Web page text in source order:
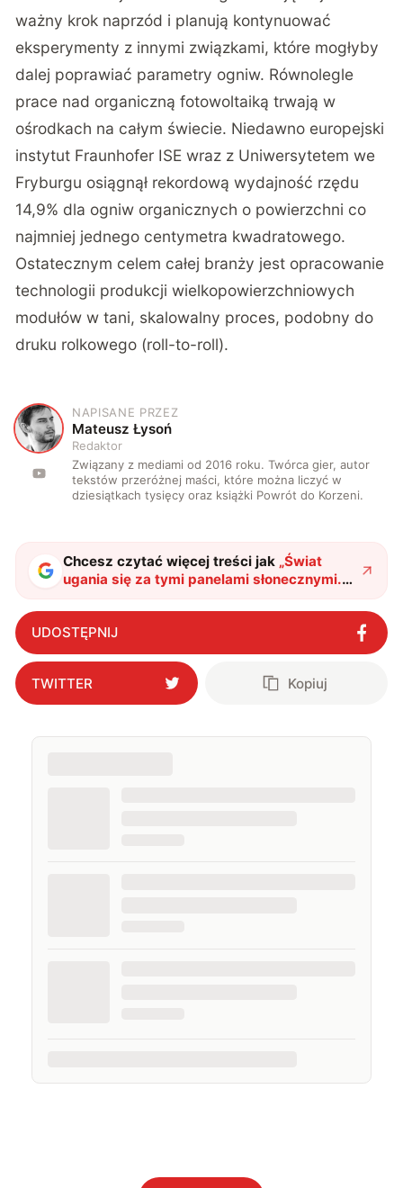
ważny krok naprzód i planują kontynuować
eksperymenty z innymi związkami, które mogłyby
dalej poprawiać parametry ogniw. Równolegle
prace nad organiczną fotowoltaiką trwają w
ośrodkach na całym świecie. Niedawno europejski
instytut Fraunhofer ISE wraz z Uniwersytetem we
Fryburgu osiągnął rekordową wydajność rzędu
14,9% dla ogniw organicznych o powierzchni co
najmniej jednego centymetra kwadratowego.
Ostatecznym celem całej branży jest opracowanie
technologii produkcji wielkopowierzchniowych
modułów w tani, skalowalny proces, podobny do
druku rolkowego (roll-to-roll).
M
NAPISANE PRZEZ
Mateusz Łysoń
Redaktor
Związany z mediami od 2016 roku. Twórca gier, autor
tekstów przeróżnej maści, które można liczyć w
dziesiątkach tysięcy oraz książki Powrót do Korzeni.
Chcesz czytać więcej treści jak „Świat
ugania się za tymi panelami słonecznymi.
Dzięki temu dodatkowi wreszcie nabrały
sensu"?
UDOSTĘPNIJ
TWITTER Kopiuj